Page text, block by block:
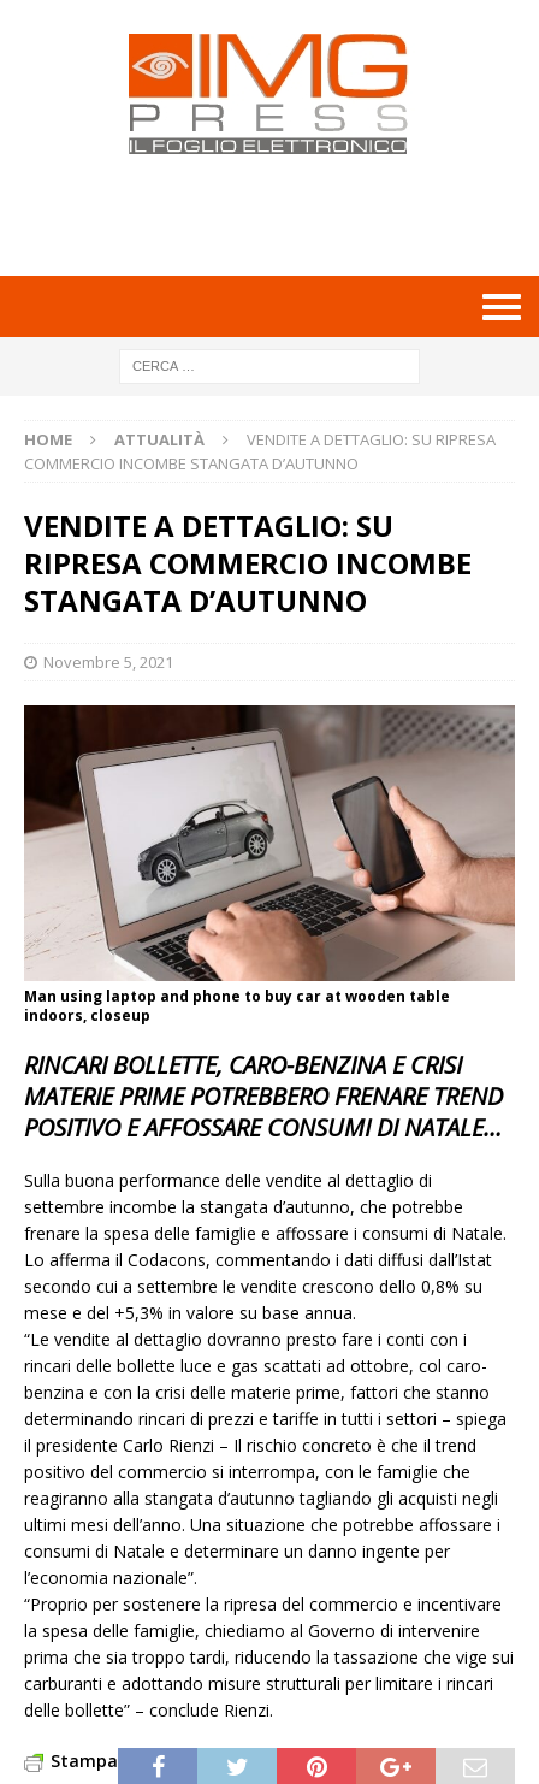
HOME ATTUALITÀ
VENDITE A DETTAGLIO: SU RIPRESA
COMMERCIO INCOMBE STANGATA D’AUTUNNO
VENDITE A DETTAGLIO: SU
RIPRESA COMMERCIO INCOMBE
STANGATA D’AUTUNNO
Novembre 5, 2021
Man using laptop and phone to buy car at wooden table
indoors, closeup
RINCARI BOLLETTE, CARO-BENZINA E CRISI
MATERIE PRIME POTREBBERO FRENARE TREND
POSITIVO E AFFOSSARE CONSUMI DI NATALE…
Sulla buona performance delle vendite al dettaglio di
settembre incombe la stangata d’autunno, che potrebbe
frenare la spesa delle famiglie e affossare i consumi di Natale.
Lo afferma il Codacons, commentando i dati diffusi dall’Istat
secondo cui a settembre le vendite crescono dello 0,8% su
mese e del +5,3% in valore su base annua.
“Le vendite al dettaglio dovranno presto fare i conti con i
rincari delle bollette luce e gas scattati ad ottobre, col caro-
benzina e con la crisi delle materie prime, fattori che stanno
determinando rincari di prezzi e tariffe in tutti i settori – spiega
il presidente Carlo Rienzi – Il rischio concreto è che il trend
positivo del commercio si interrompa, con le famiglie che
reagiranno alla stangata d’autunno tagliando gli acquisti negli
ultimi mesi dell’anno. Una situazione che potrebbe affossare i
consumi di Natale e determinare un danno ingente per
l’economia nazionale”.
“Proprio per sostenere la ripresa del commercio e incentivare
la spesa delle famiglie, chiediamo al Governo di intervenire
prima che sia troppo tardi, riducendo la tassazione che vige sui
carburanti e adottando misure strutturali per limitare i rincari
delle bollette” – conclude Rienzi.
Stampa